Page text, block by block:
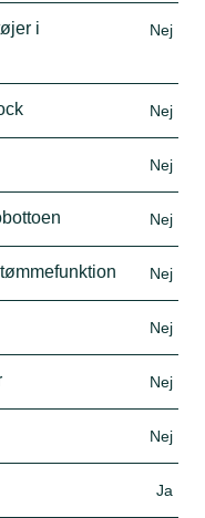
i
Nej
Nej
Nej
Nej
Nej
Nej
Nej
Nej
Ja